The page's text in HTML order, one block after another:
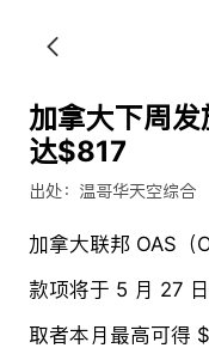
加拿大下周
达$817
出处：温哥华天空综合
加拿大联邦 OAS（
款项将于 5 月 27
取者本月最高可得